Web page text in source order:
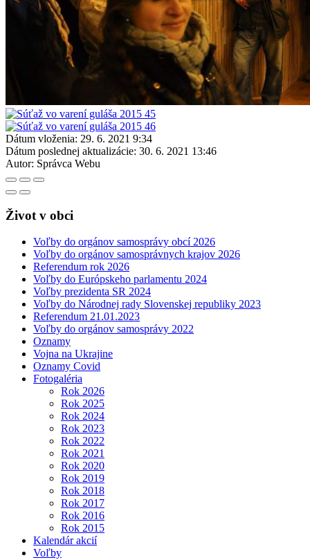
Dátum vloženia: 29. 6. 2021 9:34
Dátum poslednej aktualizácie: 30. 6. 2021 13:46
Autor: Správca Webu
Život v obci
Voľby do orgánov samosprávy obcí 2026
Voľby do orgánov samosprávnych krajov 2026
Referendum rok 2026
Voľby do Európskeho parlamentu 2024
Voľby prezidenta SR 2024
Voľby do Národnej rady Slovenskej republiky 2023
Referendum 21.01.2023
Voľby do orgánov samosprávy 2022
Oznamy
Vojna na Ukrajine
Oznamy Covid
Fotogaléria
Rok 2026
Rok 2025
Rok 2024
Rok 2023
Rok 2022
Rok 2021
Rok 2020
Rok 2019
Rok 2018
Rok 2017
Rok 2016
Rok 2015
Kalendár akcií
Voľby